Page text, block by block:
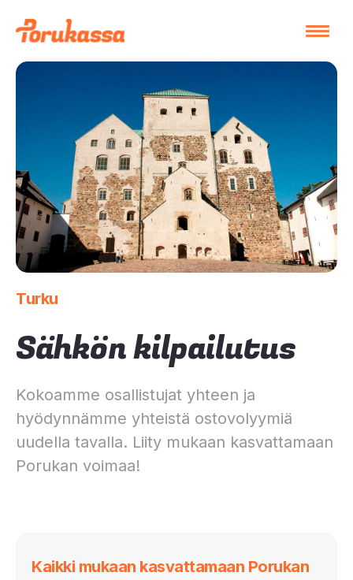
Turku
Sähkön kilpailutus
Kokoamme osallistujat yhteen ja
hyödynnämme yhteistä ostovolyymiä
uudella tavalla. Liity mukaan kasvattamaan
Porukan voimaa!
Kaikki mukaan kasvattamaan Porukan